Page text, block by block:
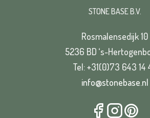
VERSTUREN
STONE BASE B.V.
Rosmalensedijk 10
5236 BD ‘s-
Tel: +31(0)73 643 14
info@stonebase.nl